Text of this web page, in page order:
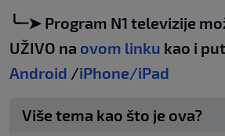
╰┈➤ Program N1 televizije
UŽIVO na ovom linku kao i
Android /iPhone/iPad
Više tema kao što je ova?